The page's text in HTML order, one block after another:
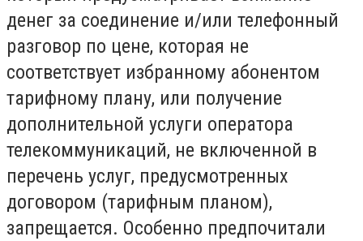
денег за соединение и/или телефонный
разговор по цене, которая не
соответствует избранному абонентом
тарифному плану, или получение
дополнительной услуги оператора
телекоммуникаций, не включенной в
перечень услуг, предусмотренных
договором (тарифным планом),
запрещается. Особенно предпочитали